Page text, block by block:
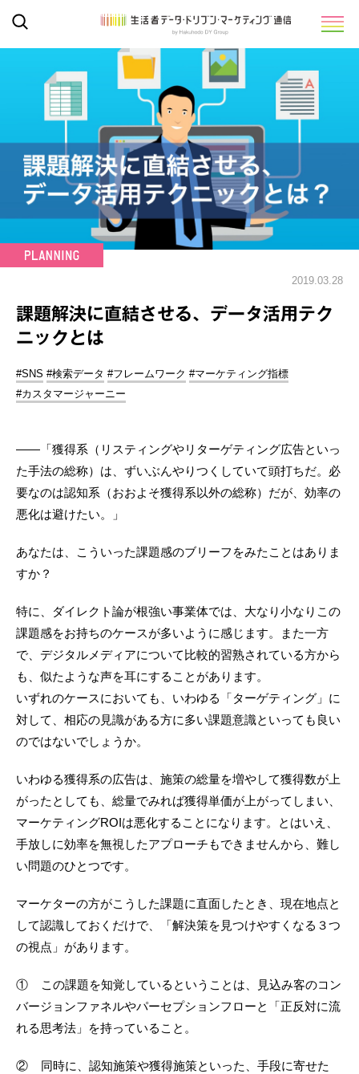
2019.03.28
課題解決に直結させる、データ活用テク
ニックとは
#SNS #検索データ #フレームワーク #マーケティング指標
#カスタマージャーニー
――「獲得系（リスティングやリターゲティング広告といっ
た手法の総称）は、ずいぶんやりつくしていて頭打ちだ。必
要なのは認知系（おおよそ獲得系以外の総称）だが、効率の
悪化は避けたい。」
あなたは、こういった課題感のブリーフをみたことはありま
すか？
特に、ダイレクト論が根強い事業体では、大なり小なりこの
課題感をお持ちのケースが多いように感じます。また一方
で、デジタルメディアについて比較的習熟されている方から
も、似たような声を耳にすることがあります。
いずれのケースにおいても、いわゆる「ターゲティング」に
対して、相応の見識がある方に多い課題意識といっても良い
のではないでしょうか。
いわゆる獲得系の広告は、施策の総量を増やして獲得数が上
がったとしても、総量でみれば獲得単価が上がってしまい、
マーケティングROIは悪化することになります。とはいえ、
手放しに効率を無視したアプローチもできませんから、難し
い問題のひとつです。
マーケターの方がこうした課題に直面したとき、現在地点と
して認識しておくだけで、「解決策を見つけやすくなる３つ
の視点」があります。
① この課題を知覚しているということは、見込み客のコン
バージョンファネルやパーセプションフローと「正反対に流
れる思考法」を持っていること。
② 同時に、認知施策や獲得施策といった、手段に寄せた